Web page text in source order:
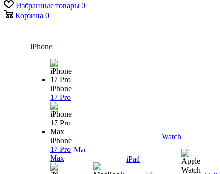
Избранные товары 0
Корзина 0
iPhone
iPhone
17 Pro
iPhone
17 Pro
Max
Mac
iPad
Watch